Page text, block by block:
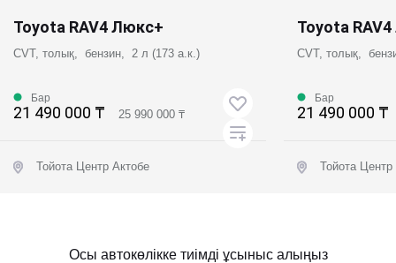
Toyota RAV4 Люкс+
CVT, толық, бензин, 2 л (173 а.к.)
Бар
21 490 000 ₸ 25 990 000 ₸
Тойота Центр Актобе
Toyota
CVT, толық,
Бар
21 490 000 ₸
Тойота Центр
Осы автокөлікке тиімді ұсыныс алыңыз